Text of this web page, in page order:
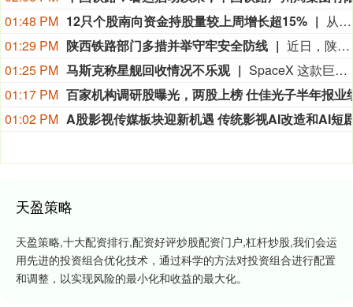
01:48 PM 12只个股南向资金持股量较上周增长超15%
从持股量变化来看，最近一周12只个股获得南向资金持股量较上周增长超15%，其中3只个股持股量增长均超100%。明略科技-W居首，环比增长624.44%；安克创新、圣邦股份、海致科技集团增幅居前，持股量较上周分别增长169.98%、113.25%、43.27%。
01:29 PM 陕西铁路部门多措并举守牢安全防线
近日，陕西多地出现强降雨天气，给铁路运输安全带来严峻挑战。中国铁路西安局集团有限公司（以下简称“西安铁路局”）织密人防、物防、技防立体防护网，进一步压实安全责任，强化安全隐患排查整治，加强科技运用，以多项硬核举措守牢铁路运输安全防线。
01:25 PM 马斯克称星舰回收情况不乐观
SpaceX 这款巨型火箭于 7 月 24 日进行了第 13 次试飞，从公司位于得克萨斯州南部的 Starbase 基地升空。此次试飞整体表现相当不错，尤其是星舰高达 171 英尺（约 52 米）的上面级飞船“Ship”。它按照计划在澳大利亚西部外海的印度洋海域溅落。 更令人意外的是，Ship 首次在溅落后成功保持完整。即使翻倒并撞击海面，仍然没有解体。目前其依旧保持完整状态，SpaceX 正在将其拖向澳大利亚西部的海岸，以便进行更详细的检查。不过，SpaceX 创始人兼首席执行官埃隆 · 马斯克在 8 月 7 日表示，这次雄心勃勃的回收行动可能难以成功。 马斯克当天下午通过自己旗下的社交平台 X 写道：“遗憾的是，目前来看，回收 Ship 的情况并不乐观。不过，我们还是成功获得了隔热罩和发动机关键区域的近距离照片，这些照片将用于未来的升级改进。” 他是在回应 SpaceX 大约一小时前发布的一则消息。SpaceX 在这篇帖子中介绍了回收工作的最新进展，并公布了两张照片和一段视频。 SpaceX 表示，回收团队“正在克服恶劣的作业条件和越来越汹涌的海况，努力将这艘长达 52 米的飞船拖回港口”。
01:17 PM
01:02 PM
天盈策略
天盈策略,十大配资排行,配资好评炒股配资门户,杠杆炒股,我们会运
用先进的投资组合优化技术，通过科学的方法对投资组合进行配置
和调整，以实现风险的最小化和收益的最大化。